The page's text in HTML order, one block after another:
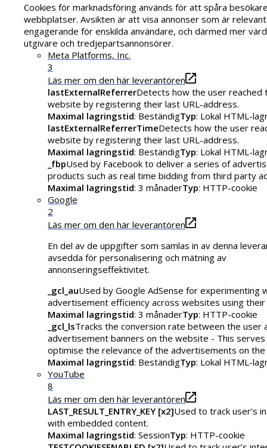
Cookies för marknadsföring används för att spåra
webbplatser. Avsikten är att visa annonser som är
engagerande för enskilda användare, och därmed mer
utgivare och tredjepartsannonsörer.
Meta Platforms, Inc.
3
Läs mer om den här leverantören
lastExternalReferrerDetects how the user reached
website by registering their last URL-address.
Maximal lagringstid: BeständigTyp: Lokal HTML-
lastExternalReferrerTimeDetects how the user
website by registering their last URL-address.
Maximal lagringstid: BeständigTyp: Lokal HTML-
_fbpUsed by Facebook to deliver a series of
products such as real time bidding from third party
Maximal lagringstid: 3 månaderTyp: HTTP-cookie
Google
2
Läs mer om den här leverantören
En del av de uppgifter som samlas in av denna
avsedda för personalisering och mätning av
annonseringseffektivitet.
_gcl_auUsed by Google AdSense for experimenting
advertisement efficiency across websites using their
Maximal lagringstid: 3 månaderTyp: HTTP-cookie
_gcl_lsTracks the conversion rate between the user
advertisement banners on the website - This
optimise the relevance of the advertisements on
Maximal lagringstid: BeständigTyp: Lokal HTML-
YouTube
8
Läs mer om den här leverantören
LAST_RESULT_ENTRY_KEY [x2]Used to track user’s
with embedded content.
Maximal lagringstid: SessionTyp: HTTP-cookie